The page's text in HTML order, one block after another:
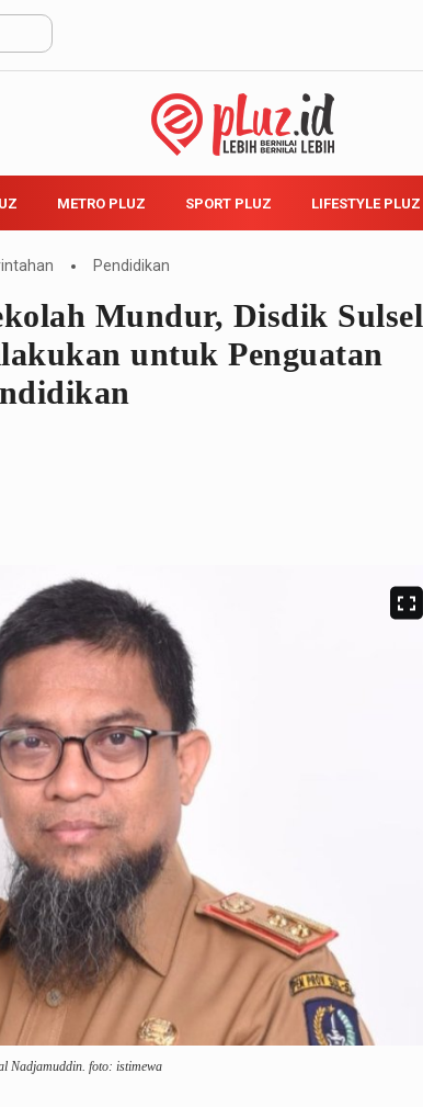
METRO PLUZ SPORT PLUZ LIFESTYLE PLUZ
Pendidikan
Mundur, Disdik Sulsel
untuk Penguatan
Nadjamuddin. foto: istimewa